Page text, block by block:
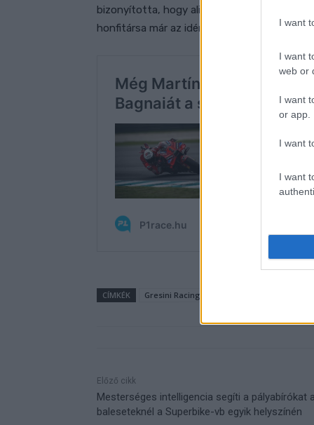
I want
I want
web or
I want
or app.
I want
I want
bizonyította, hogy aligha lesz teljesen sima
honfitársa már az idénynyitón harcban lesz
CÍMKÉK Gresini Racing
Előző cikk
Mesterséges intelligencia segíti a pályabírókat a
baleseteknél a Superbike-vb egyik helyszínén